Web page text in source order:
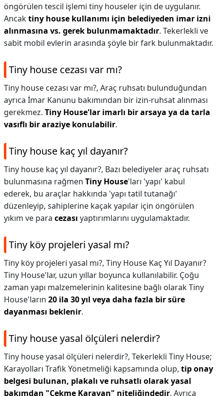
öngörülen tescil işlemi tiny houseler için de uygulanır.
Ancaktiny house kullanımı için belediyeden imar izni
alınmasına vs. gerek bulunmamaktadır. Tekerlekli ve
sabit mobil evlerin arasında şöyle bir fark bulunmaktadır.
Tiny house cezası var mı?
Tiny house cezası var mı?, Araç ruhsatı bulunduğundan
ayrıca İmar Kanunu bakımından bir izin-ruhsat alınması
gerekmez. Tiny House'lar imarlı bir arsaya ya da tarla
vasıflı bir araziye konulabilir.
Tiny house kaç yıl dayanır?
Tiny house kaç yıl dayanır?, Bazı belediyeler araç ruhsatı
bulunmasına rağmen Tiny House'ları 'yapı' kabul
ederek, bu araçlar hakkında 'yapı tatil tutanağı'
düzenleyip, sahiplerine kaçak yapılar için öngörülen
yıkım ve para cezası yaptırımlarını uygulamaktadır.
Tiny köy projeleri yasal mı?
Tiny köy projeleri yasal mı?, Tiny House Kaç Yıl Dayanır?
Tiny House'lar, uzun yıllar boyunca kullanılabilir. Çoğu
zaman yapı malzemelerinin kalitesine bağlı olarak Tiny
House'ların 20 ila 30 yıl veya daha fazla bir süre
dayanması beklenir.
Tiny house yasal ölçüleri nelerdir?
Tiny house yasal ölçüleri nelerdir?, Tekerlekli Tiny House;
Karayolları Trafik Yönetmeliği kapsamında olup, tip onay
belgesi bulunan, plakalı ve ruhsatlı olarak yasal
bakımdan "Çekme Karavan" niteliğindedir. Ayrıca